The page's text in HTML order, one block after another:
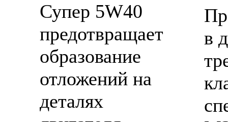
Супер 5W40
предотвращает
образование
отложений на
деталях
в